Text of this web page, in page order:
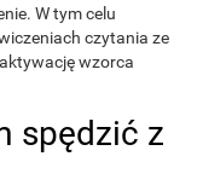
W tym celu
czytania ze
wzorca
spędzić z